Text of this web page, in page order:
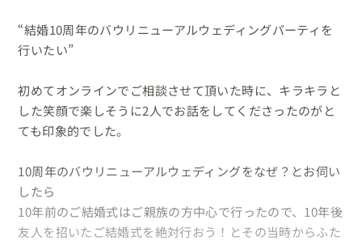
“結婚10周年のバウリニューアルウェディングパーティを
行いたい”
初めてオンラインでご相談させて頂いた時に、キラキラと
した笑顔で楽しそうに2人でお話をしてくださったのがと
ても印象的でした。
10周年のバウリニューアルウェディングをなぜ？とお伺い
したら
10年前のご結婚式はご親族の方中心で行ったので、10年後
友人を招いたご結婚式を絶対行おう！とその当時からふた